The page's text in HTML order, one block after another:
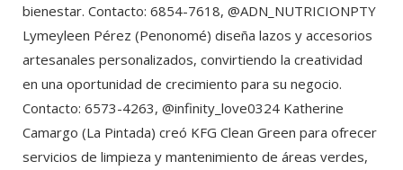
bienestar. Contacto: 6854-7618, @ADN_NUTRICIONPTY
Lymeyleen Pérez (Penonomé) diseña lazos y accesorios
artesanales personalizados, convirtiendo la creatividad
en una oportunidad de crecimiento para su negocio.
Contacto: 6573-4263, @infinity_love0324 Katherine
Camargo (La Pintada) creó KFG Clean Green para ofrecer
servicios de limpieza y mantenimiento de áreas verdes,